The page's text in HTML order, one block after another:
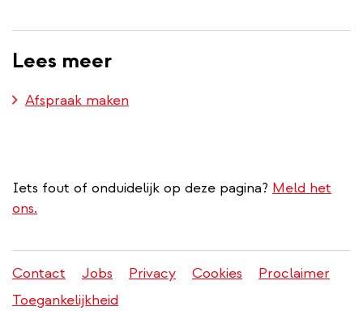
Lees meer
Afspraak maken
Iets fout of onduidelijk op deze pagina? Meld het
ons.
Juridisch
menu
Contact Jobs Privacy Cookies
Proclaimer
Toegankelijkheid